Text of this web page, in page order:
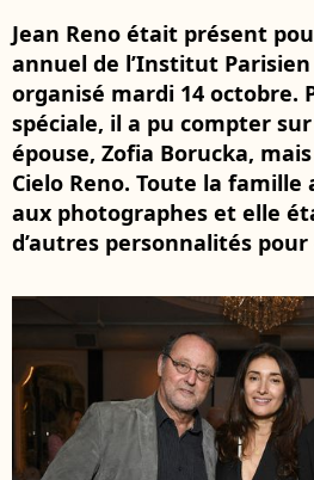
Jean Reno était présent
annuel de l’Institut Parisien
organisé mardi 14 octobre.
spéciale, il a pu compter
épouse, Zofia Borucka,
Cielo Reno. Toute la famille
aux photographes et elle
d’autres personnalités